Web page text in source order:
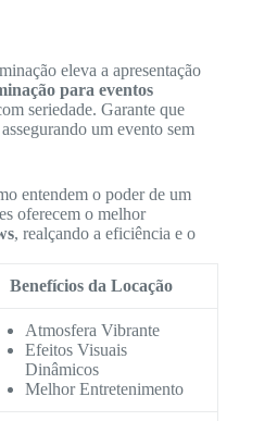
eleva a apresentação
para eventos
seriedade. Garante que
um evento sem
entendem o poder de um
oferecem o melhor
, realçando a eficiência e o
Benefícios da Locação
Atmosfera Vibrante
Efeitos Visuais
Dinâmicos
Melhor Entretenimento